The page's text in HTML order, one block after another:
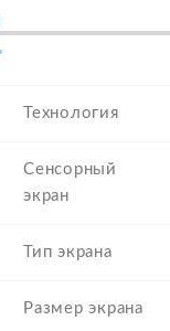
Технология
Сенсорный
экран
Тип экрана
Размер экрана